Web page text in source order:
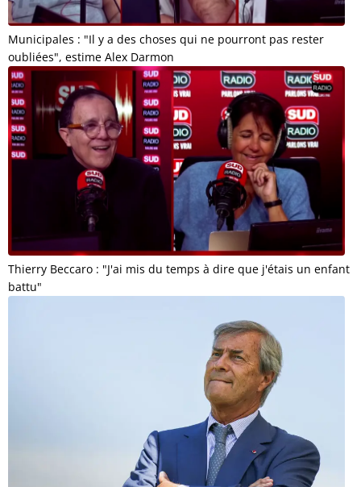
Municipales : "Il y a des choses qui ne pourront pas rester
oubliées", estime Alex Darmon
Thierry Beccaro : "J'ai mis du temps à dire que j'étais un enfant
battu"